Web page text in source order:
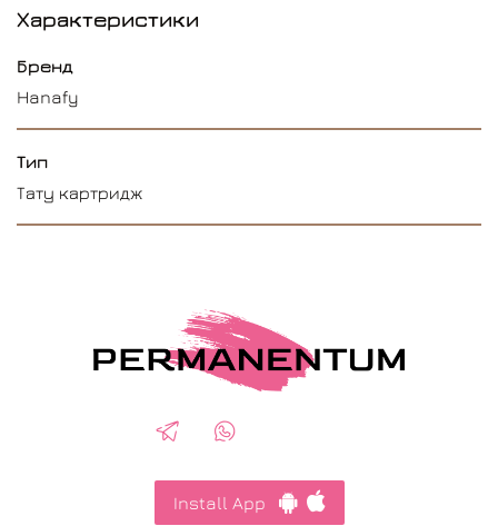
Характеристики
Бренд
Hanafy
Тип
Тату картридж
Install App